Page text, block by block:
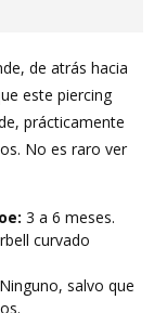
de atrás hacia
este piercing
prácticamente
No es raro ver
3 a 6 meses.
curvado
Ninguno, salvo que